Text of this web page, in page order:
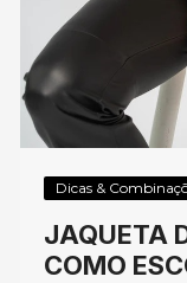
Dicas &
JAQUETA
COMO